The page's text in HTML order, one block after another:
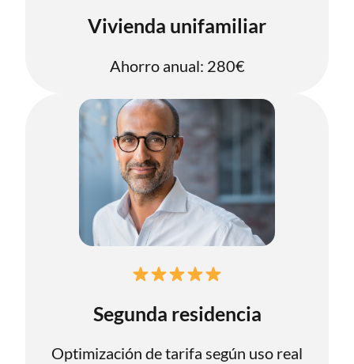
Vivienda unifamiliar
Ahorro anual: 280€
Segunda residencia
Optimización de tarifa según uso real